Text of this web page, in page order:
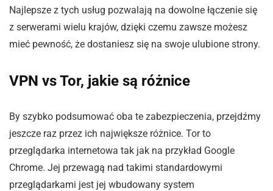
Najlepsze z tych usług pozwalają na dowolne łączenie się
z serwerami wielu krajów, dzięki czemu zawsze możesz
mieć pewność, że dostaniesz się na swoje ulubione strony.
VPN vs Tor, jakie są różnice
By szybko podsumować oba te zabezpieczenia, przejdźmy
jeszcze raz przez ich największe różnice. Tor to
przeglądarka internetowa tak jak na przykład Google
Chrome. Jej przewagą nad takimi standardowymi
przeglądarkami jest jej wbudowany system